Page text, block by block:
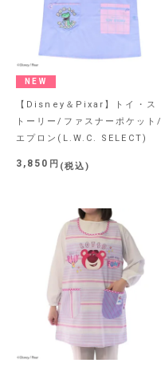
NEW
【Disney＆Pixar】トイ・ス
トーリー/ファスナーポケット/
エプロン(L.W.C. SELECT)
3,850 税込